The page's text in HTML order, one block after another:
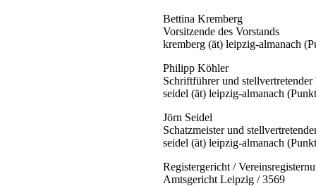
Bettina Kremberg
Vorsitzende des Vorstands
kremberg (ät) leipzig-almanach
Philipp Köhler
Schriftführer und stellvertretender
seidel (ät) leipzig-almanach
Jörn Seidel
Schatzmeister und
seidel (ät) leipzig-almanach
Registergericht /
Amtsgericht Leipzig / 3569